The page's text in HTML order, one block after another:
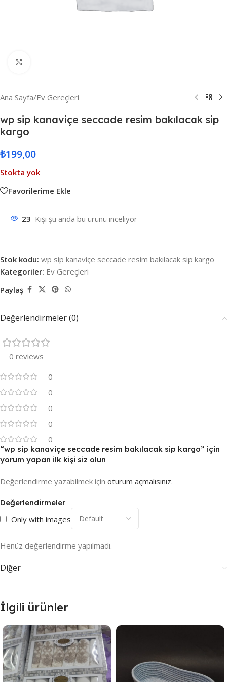
Ana Sayfa/Ev Gereçleri
wp sip kanaviçe seccade resim bakılacak sip
kargo
₺199,00
Stokta yok
Favorilerime Ekle
23 Kişi şu anda bu ürünü inceliyor
Stok kodu: wp sip kanaviçe seccade resim bakılacak sip kargo
Kategoriler: Ev Gereçleri
Paylaş
Değerlendirmeler (0)
0 reviews
0
0
0
0
0
Değerlendirmeler
Only with images
Henüz değerlendirme yapılmadı.
“wp sip kanaviçe seccade resim bakılacak sip kargo” için
yorum yapan ilk kişi siz olun
Değerlendirme yazabilmek için oturum açmalısınız.
Diğer
İlgili ürünler